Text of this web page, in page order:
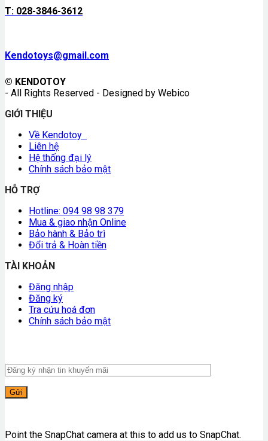
T: 028-3846-3612
Kendotoys@gmail.com
© KENDOTOY
- All Rights Reserved - Designed by Webico
GIỚI THIỆU
Về Kendotoy
Liên hệ
Hệ thống đại lý
Chính sách bảo mật
HỖ TRỢ
Hotline: 094 98 98 379
Mua & giao nhận Online
Bảo hành & Bảo trì
Đổi trả & Hoàn tiền
TÀI KHOẢN
Đăng nhập
Đăng ký
Tra cứu hoá đơn
Chính sách bảo mật
Point the SnapChat camera at this to add us to SnapChat.